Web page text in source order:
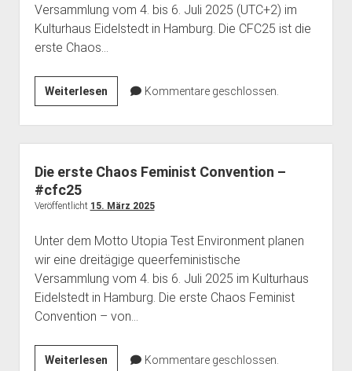
Tagen!
Versammlung vom 4. bis 6. Juli 2025 (UTC+2) im
Kulturhaus Eidelstedt in Hamburg. Die CFC25 ist die
erste Chaos…
WeiterlesenCall
for
Proposals
–
#cfc25
Kommentare geschlossen.
Die erste Chaos Feminist Convention –
#cfc25
Veröffentlicht 15. März 2025
Unter dem Motto Utopia Test Environment planen
wir eine dreitägige queerfeministische
Versammlung vom 4. bis 6. Juli 2025 im Kulturhaus
Eidelstedt in Hamburg. Die erste Chaos Feminist
Convention – von…
WeiterlesenDie
Kommentare geschlossen.